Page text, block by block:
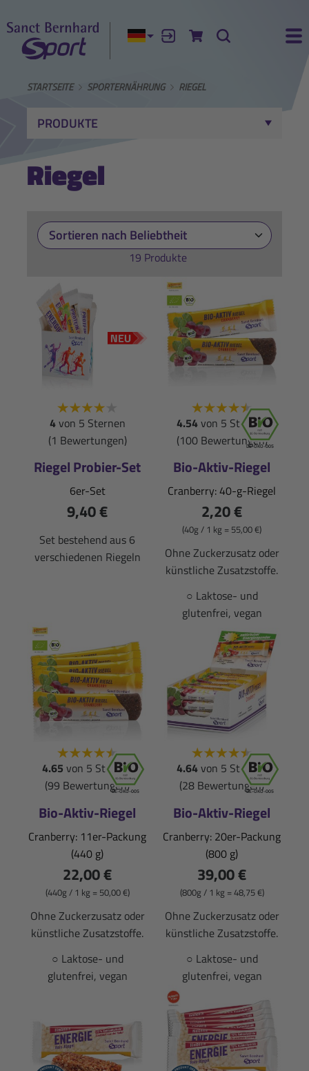
Aktuelle Sprache:
AnmeldenZum Warenkorb
Suche
STARTSEITE SPORTERNÄHRUNG RIEGEL
PRODUKTE
Riegel
19 Produkte
4von 5 Sternen
(1 Bewertungen)
Riegel Probier-Set
6er-Set
9,40 €
Set bestehend aus 6
verschiedenen Riegeln
4.54von 5 Sternen
(100 Bewertungen)
DE-ÖKO-005
Bio-Aktiv-Riegel
Cranberry: 40-g-Riegel
2,20 €
(40g / 1 kg = 55,00 €)
Ohne Zuckerzusatz oder
künstliche Zusatzstoffe.
○ Laktose- und
glutenfrei, vegan
4.65 von 5 Sternen
(99 Bewertungen)
DE-ÖKO-005
Bio-Aktiv-Riegel
Cranberry: 11er-Packung
(440 g)
22,00 €
(440g / 1 kg = 50,00 €)
Ohne Zuckerzusatz oder
künstliche Zusatzstoffe.
○ Laktose- und
glutenfrei, vegan
4.64von 5 Sternen
(28 Bewertungen)
DE-ÖKO-005
Bio-Aktiv-Riegel
Cranberry: 20er-Packung
(800 g)
39,00 €
(800g / 1 kg = 48,75 €)
Ohne Zuckerzusatz oder
künstliche Zusatzstoffe.
○ Laktose- und
glutenfrei, vegan